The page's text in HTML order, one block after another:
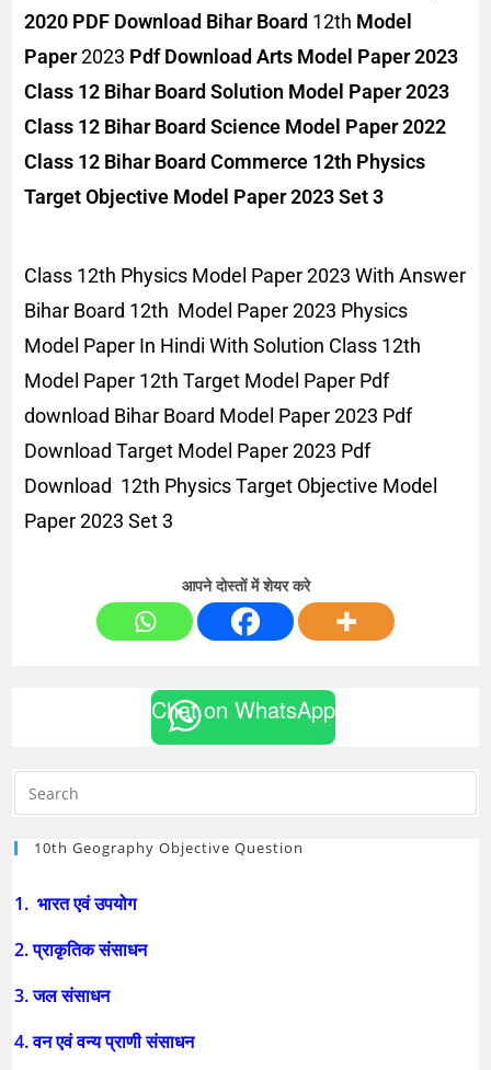
2020 PDF Download Bihar Board 12th Model
Paper2023 Pdf Download Arts Model Paper 2023
Class 12 Bihar Board Solution Model Paper 2023
Class 12 Bihar Board Science Model Paper 2022
Class 12 Bihar Board Commerce 12th Physics
Target Objective Model Paper 2023 Set 3
Class 12th Physics Model Paper 2023 With Answer
Bihar Board 12th Model Paper 2023 Physics
Model Paper In Hindi With Solution Class 12th
Model Paper 12th Target Model Paper Pdf
download Bihar Board Model Paper 2023 Pdf
Download Target Model Paper 2023 Pdf
Download 12th Physics Target Objective Model
Paper 2023 Set 3
आपने दोस्तों में शेयर करे
Chat on WhatsApp
10th Geography Objective Question
1. भारत एवं उपयोग
2. प्राकृतिक संसाधन
3. जल संसाधन
4. वन एवं वन्य प्राणी संसाधन